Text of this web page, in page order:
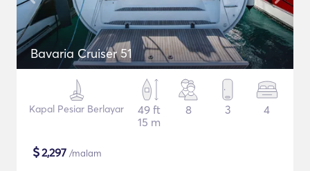
Bavaria Cruiser 51
Kapal Pesiar Berlayar
49 ft
15 m
8 3 4
$2,297 /malam